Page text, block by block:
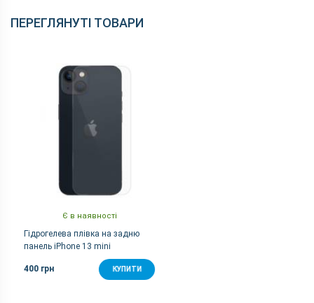
ПЕРЕГЛЯНУТІ ТОВАРИ
Є в наявності
Гідрогелева плівка на задню
панель iPhone 13 mini
400 грн КУПИТИ